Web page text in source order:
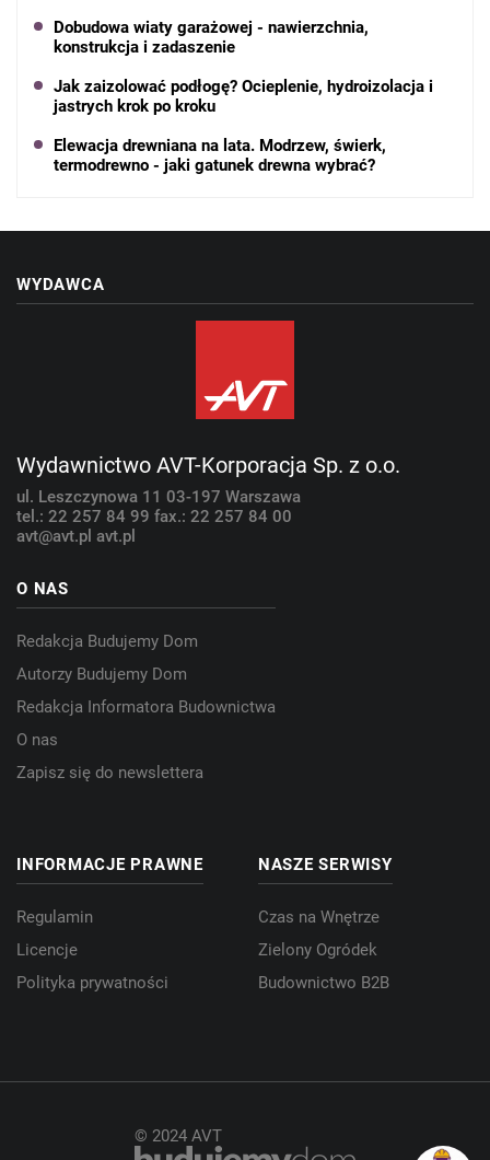
Dobudowa wiaty garażowej - nawierzchnia,
konstrukcja i zadaszenie
Jak zaizolować podłogę? Ocieplenie, hydroizolacja i
jastrych krok po kroku
Elewacja drewniana na lata. Modrzew, świerk,
termodrewno - jaki gatunek drewna wybrać?
WYDAWCA
Wydawnictwo AVT-Korporacja Sp. z o.o.
ul. Leszczynowa 11 03-197 Warszawa
tel.: 22 257 84 99 fax.: 22 257 84 00
avt@avt.pl avt.pl
O NAS
Redakcja Budujemy Dom
Autorzy Budujemy Dom
Redakcja Informatora Budownictwa
O nas
Zapisz się do newslettera
INFORMACJE PRAWNE
Regulamin
Licencje
Polityka prywatności
NASZE SERWISY
Czas na Wnętrze
Zielony Ogródek
Budownictwo B2B
© 2024 AVT